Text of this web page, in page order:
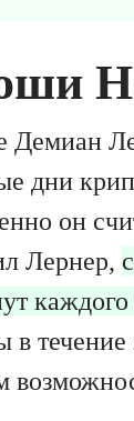
дни
он
Лернер,
каждого
течение